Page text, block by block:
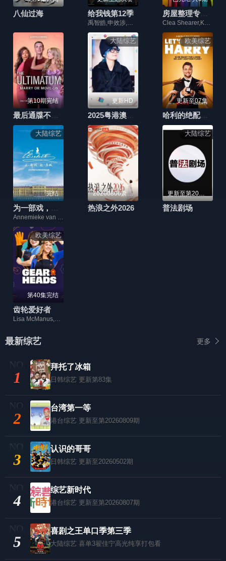
八仙过海 给我钱第12季
禹智皓,申效涉,李星和,权爀禹,J-Tong,Hukky Shibaseki,Lil Moshpit,朴宰范
房屋整理专家第二季
Clea Shearer,Kane Brown,Joanna Teplin
第10期完结
最后通牒不结就分第四季
大陆综艺
更新HD
2025粤港澳大湾区春晚之周笔畅新歌首唱
欧美综艺
更新至07集
哈利的绝配情人
大陆综艺
完结
为一部戏，赴一座城
Annemieke van Dam,Riccardo Greco,Lukas Mayer
20260806萧敬腾澄清造谣落泪
热浪之外2026
大陆综艺
更新至第20260808期
普法剧场
欧美综艺
第40集完结
齿轮爱好者
Lisa McManus,Hannah Crowle
最新综艺 更多
1
拜托了冰箱
日韩综艺 更新第83集
2
台湾第一等
港台综艺 更新至第20260809期
3
认识的哥哥
日韩综艺 更新至20260502期
4
综艺新时代
港台综艺 更新至第20260807期
5
喜剧之王单口季第三季
大陆综艺 喜单3翟佳宁高光纯享打包看